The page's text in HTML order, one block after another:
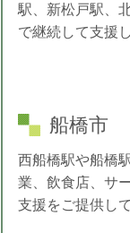
駅、新松戸駅、
で継続して支援
船橋市
西船橋駅や船橋
業、飲食店、サ
支援をご提供し